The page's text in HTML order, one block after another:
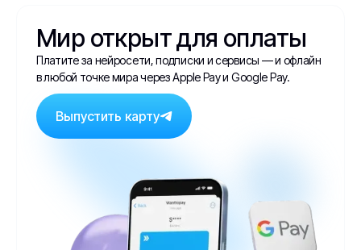
Мир открыт для оплаты
Платите за нейросети, подписки и сервисы — и офлайн
в любой точке мира через Apple Pay и Google Pay.
Выпустить карту